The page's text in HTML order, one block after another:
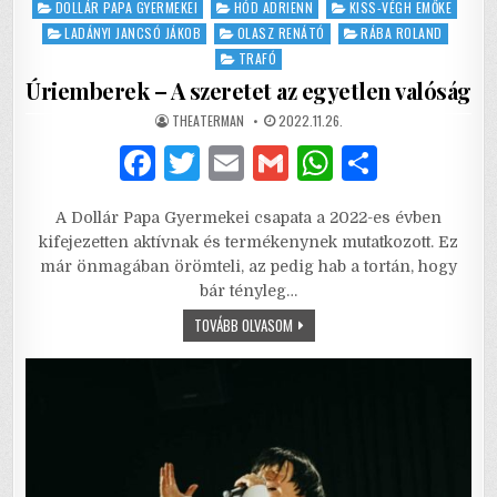
Posted
DOLLÁR PAPA GYERMEKEI HÓD ADRIENN
KISS-VÉGH EMŐKE
LADÁNYI JANCSÓ JÁKOB
OLASZ RENÁTÓ
RÁBA ROLAND
TRAFÓ
Úriemberek – A szeretet az egyetlen valóság
AUTHOR:
THEATERMAN PUBLISHED
DATE:
2022.11.26.
F
c
e
b
T
it
te
r
E
ai
l
G
ai
l
W
at
s
ar
e
A Dollár Papa Gyermekei csapata a 2022-es évben
kifejezetten aktívnak és termékenynek mutatkozott. Ez
már önmagában örömteli, az pedig hab a tortán, hogy
bár tényleg…
TOVÁBB OLVASOMÚRIEMBEREK
–